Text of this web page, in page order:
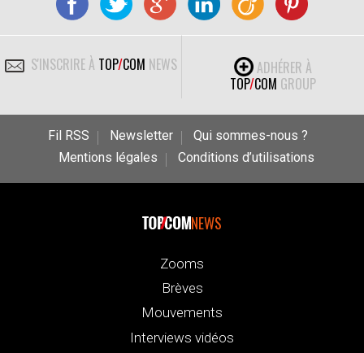
S'INSCRIRE À TOP/COM NEWS
ADHÉRER À
TOP/COM GROUP
Fil RSS Newsletter
Qui sommes-nous ?
Mentions légales
Conditions d’utilisations
NEWS
Zooms
Brèves
Mouvements
Interviews vidéos